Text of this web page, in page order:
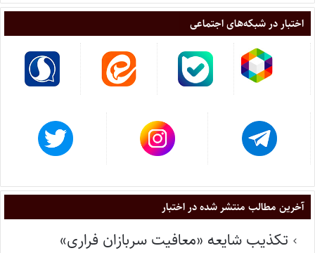
اختبار در شبکه‌های اجتماعی
آخرین مطالب منتشر شده در اختبار
تکذیب شایعه «معافیت سربازان فراری»